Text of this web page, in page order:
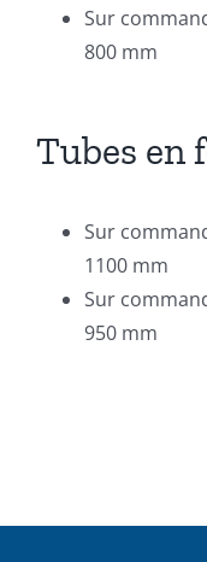
Sur
800 mm
Tubes en
Sur
1100 mm
Sur
950 mm